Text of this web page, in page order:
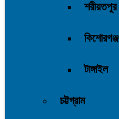
শরীয়তপুর
কিশোরগঞ্জ
টাঙ্গাইল
চট্টগ্রাম